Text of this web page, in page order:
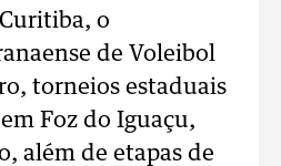
o
de Voleibol
torneios estaduais
Foz do Iguaçu,
além de etapas de